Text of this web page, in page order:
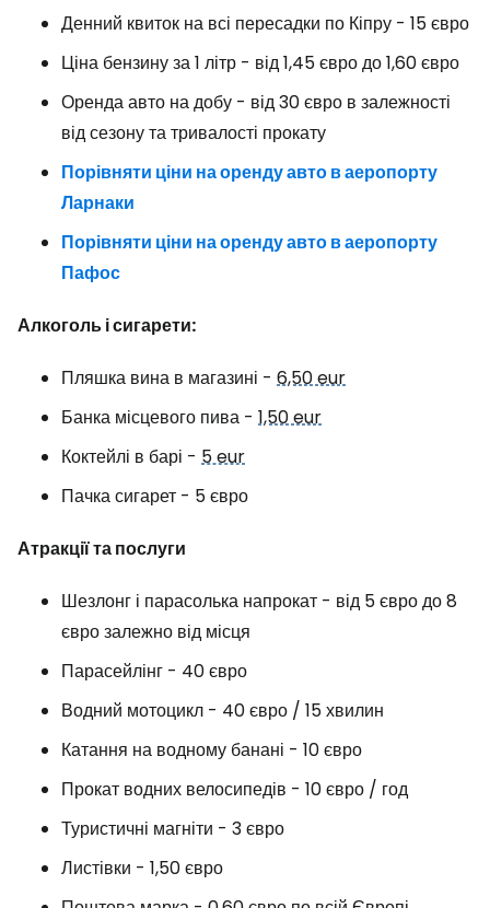
Денний квиток на всі пересадки по Кіпру - 15 євро
Ціна бензину за 1 літр - від 1,45 євро до 1,60 євро
Оренда авто на добу - від 30 євро в залежності
від сезону та тривалості прокату
Порівняти ціни на оренду авто в аеропорту
Ларнаки
Порівняти ціни на оренду авто в аеропорту
Пафос
Алкоголь і сигарети:
Пляшка вина в магазині - 6,50 eur
Банка місцевого пива - 1,50 eur
Коктейлі в барі - 5 eur
Пачка сигарет - 5 євро
Атракції та послуги
Шезлонг і парасолька напрокат - від 5 євро до 8
євро залежно від місця
Парасейлінг - 40 євро
Водний мотоцикл - 40 євро / 15 хвилин
Катання на водному банані - 10 євро
Прокат водних велосипедів - 10 євро / год
Туристичні магніти - 3 євро
Листівки - 1,50 євро